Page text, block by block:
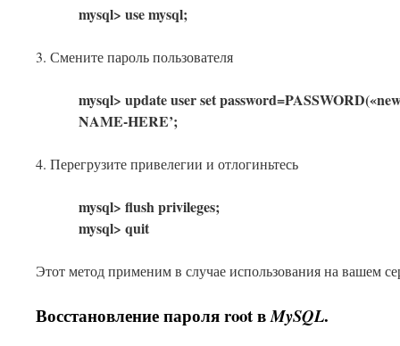
mysql> use mysql;
3. Смените пароль пользователя
mysql> update user set
NAME-HERE’;
4. Перегрузите привелегии и отлогиньтесь
mysql> flush privileges;
mysql> quit
Этот метод применим в случае использования на вашем
Восстановление пароля root вMySQL.